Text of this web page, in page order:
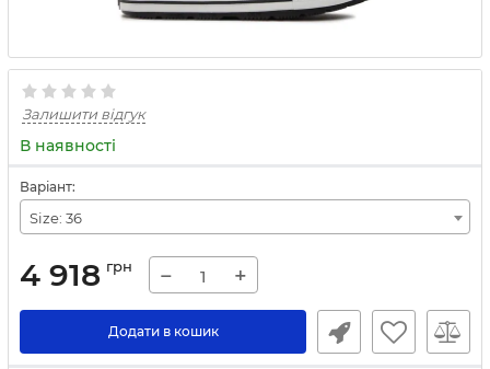
Залишити відгук
В наявності
Варіант:
Size: 36
4 918 грн − +
Додати в кошик